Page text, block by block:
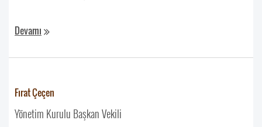
Devamı
Fırat Çeçen
Yönetim Kurulu Başkan Vekili